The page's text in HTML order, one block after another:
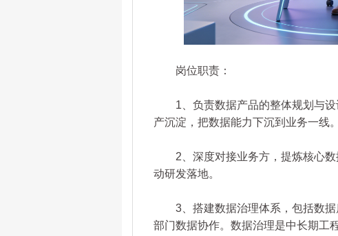
岗位职责：
1、负责数据产品的整体规划与设
产沉淀，把数据能力下沉到业务一线。
2、深度对接业务方，提炼核心数
动研发落地。
3、搭建数据治理体系，包括数据
部门数据协作。数据治理是中长期工